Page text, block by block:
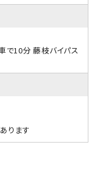
で10分 藤枝バイパス
ります